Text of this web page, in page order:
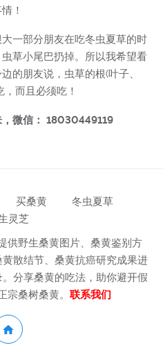
！
一部分朋友在吃冬虫夏草的时
草小尾巴扔掉。所以我希望看
的朋友说，虫草的根(叶子、
而且必须吃！
微信： 18030449119
买桑黄
冬虫夏草
灵芝
供野生桑黄图片、桑黄鉴别方
黄散结节、桑黄抗癌研究成果进
分享桑黄的吃法，助你避开假
宗桑树桑黄。 联系我们